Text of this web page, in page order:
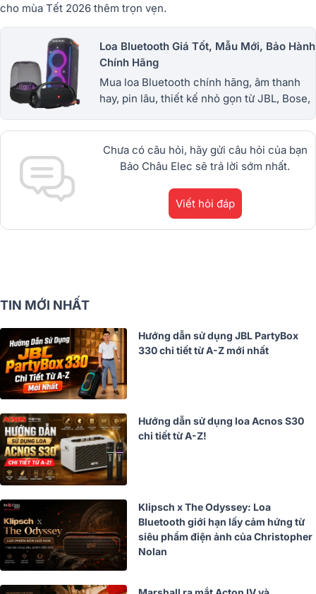
cho mùa Tết 2026 thêm trọn vẹn.
Loa Bluetooth Giá Tốt, Mẫu Mới, Bảo Hành
Chính Hãng
Mua loa Bluetooth chính hãng, âm thanh
hay, pin lâu, thiết kế nhỏ gọn từ JBL, Bose,
tốt, bảo hành uy tín. 1900.0255
Chưa có câu hỏi, hãy gửi câu hỏi của bạn
Bảo Châu Elec sẽ trả lời sớm nhất.
Viết hỏi đáp
TIN MỚI NHẤT
Hướng dẫn sử dụng JBL PartyBox
330 chi tiết từ A-Z mới nhất
Hướng dẫn sử dụng loa Acnos S30
chi tiết từ A-Z!
Klipsch x The Odyssey: Loa
Bluetooth giới hạn lấy cảm hứng từ
siêu phẩm điện ảnh của Christopher
Nolan